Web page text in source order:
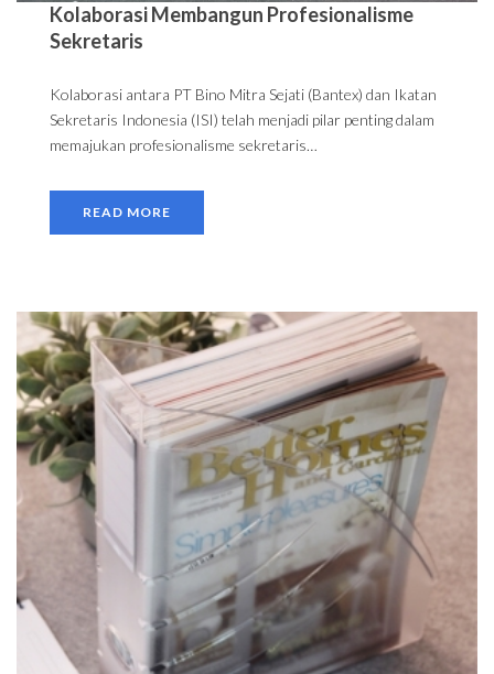
Kolaborasi Membangun Profesionalisme
Sekretaris
Kolaborasi antara PT Bino Mitra Sejati (Bantex) dan Ikatan
Sekretaris Indonesia (ISI) telah menjadi pilar penting dalam
memajukan profesionalisme sekretaris…
READ MORE